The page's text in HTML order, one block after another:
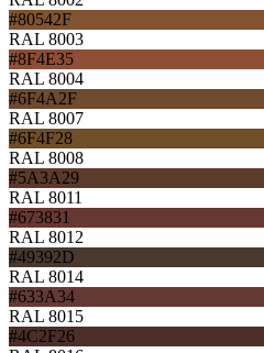
#80542F
RAL 8003
#8F4E35
RAL 8004
#6F4A2F
RAL 8007
#6F4F28
RAL 8008
#5A3A29
RAL 8011
#673831
RAL 8012
#49392D
RAL 8014
#633A34
RAL 8015
#4C2F26